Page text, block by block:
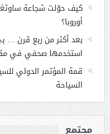
كيف حوّلت شجاعة
أوروبا؟
بعد أكثر من ربع قرن
استخدمها صحفي في مقابلة
قمة المؤتمر الدولي
السياحة
مجتمع